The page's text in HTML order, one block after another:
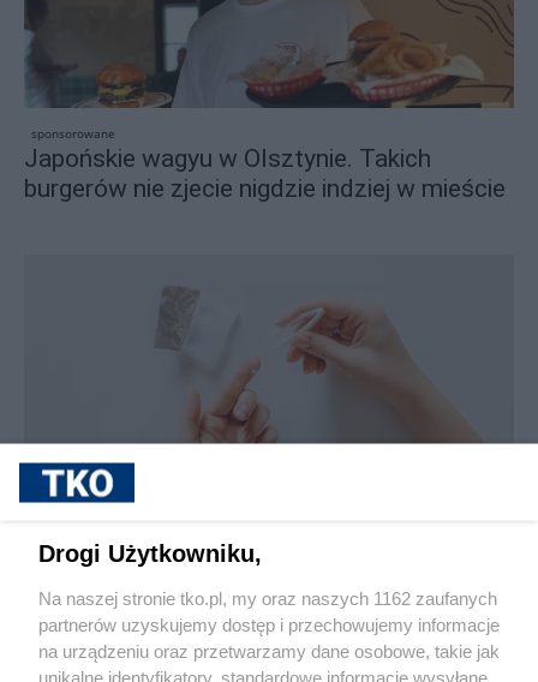
sponsorowane
Japońskie wagyu w Olsztynie. Takich
burgerów nie zjecie nigdzie indziej w mieście
Jak rozpoznać, że soczewki kontaktowe są
Pokaż więcej
Drogi Użytkowniku,
Na naszej stronie tko.pl, my oraz naszych 1162 zaufanych
partnerów uzyskujemy dostęp i przechowujemy informacje
na urządzeniu oraz przetwarzamy dane osobowe, takie jak
unikalne identyfikatory, standardowe informacje wysyłane